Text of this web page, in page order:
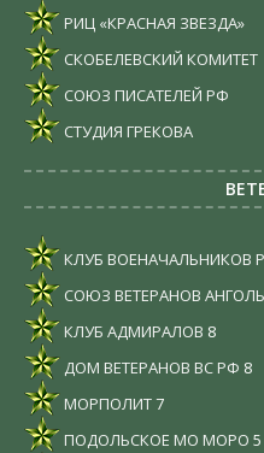
РИЦ «КРАСНАЯ ЗВЕЗДА»
СКОБЕЛЕВСКИЙ КОМИТЕТ
СОЮЗ ПИСАТЕЛЕЙ РФ
СТУДИЯ ГРЕКОВА
КЛУБ ВОЕНАЧАЛЬНИКОВ
СОЮЗ ВЕТЕРАНОВ
КЛУБ АДМИРАЛОВ 8
ДОМ ВЕТЕРАНОВ ВС РФ 8
МОРПОЛИТ7
ПОДОЛЬСКОЕ МО МОРО 5